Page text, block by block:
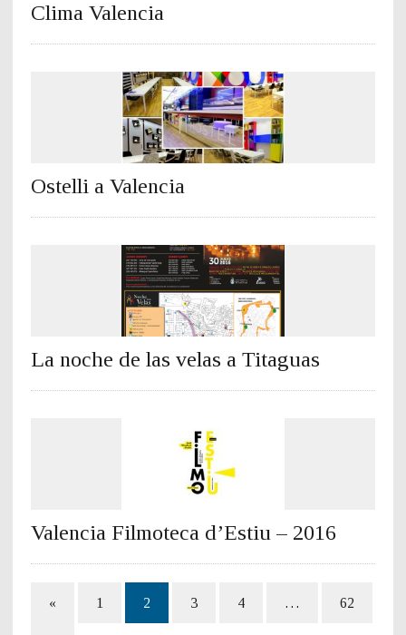
Clima Valencia
Ostelli a Valencia
La noche de las velas a Titaguas
Valencia Filmoteca d’Estiu – 2016
« 1 2 3 4 … 62